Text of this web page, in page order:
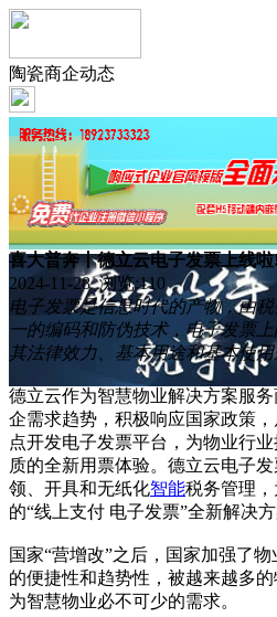
陶瓷商企动态
喜大普奔丨德立云电子发票上线
2024-11-28 浏览:110
电子发票是信息时代的产物，由
一的编码和防伪技术，电子发票
其法律效力、基本用途和基本使
德立云作为智慧物业解决方案服
企需求趋势，积极响应国家政策
点开发电子发票平台，为物业行
质的全新用票体验。德立云电子
领、开具和无纸化智能税务管理
的“线上支付 电子发票”全新解决方
国家“营增改”之后，国家加强了
的便捷性和趋势性，被越来越多
为智慧物业必不可少的需求。